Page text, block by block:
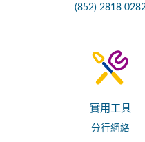
(852) 2818
實用工具
分行網絡